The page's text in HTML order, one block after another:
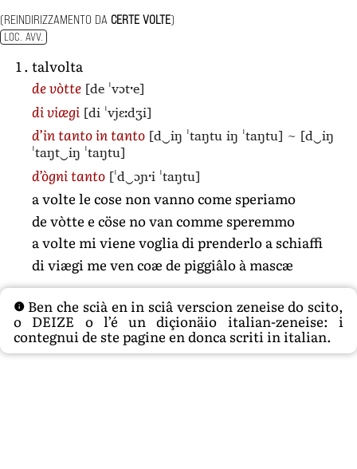
(REINDIRIZZAMENTO DA CERTE VOLTE)
LOC. AVV.
talvolta
de vòtte [de ˈvɔtˑe]
di viægi [di ˈvjɛːdʒi]
d’in tanto in tanto [d‿iŋ ˈtaŋtu iŋ ˈtaŋtu] ~ [d‿iŋ
ˈtaŋt‿iŋ ˈtaŋtu]
d’ògni tanto [ˈd‿ɔɲˑi ˈtaŋtu]
a volte le cose non vanno come speriamo
de vòtte e cöse no van comme speremmo
a volte mi viene voglia di prenderlo a schiaffi
di viægi me ven coæ de piggiâlo à mascæ
Ben che scià en in sciâ verscion zeneise do scito,
o DEIZE o l’é un diçionäio italian-zeneise: i
contegnui de ste pagine en donca scriti in italian.